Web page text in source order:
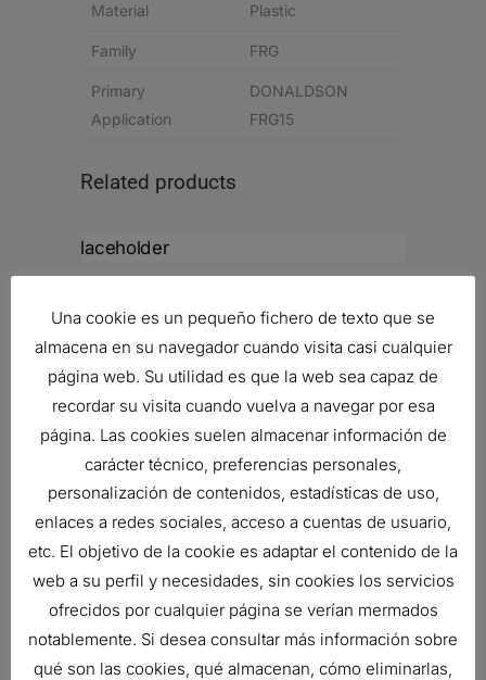
Material Plastic
Family FRG
Primary
Application
DONALDSON
FRG15
Related products
Ref:B130059
FILTRO DE AIRE, PRIMARIO
DURALITE
131,07€
Ref:B105020
FILTRO DE AIRE, FWG CYCLOPAC
479,17€
Ref:G100003
Una cookie es un pequeño fichero de texto que se
almacena en su navegador cuando visita casi cualquier
página web. Su utilidad es que la web sea capaz de
recordar su visita cuando vuelva a navegar por esa
página. Las cookies suelen almacenar información de
carácter técnico, preferencias personales,
personalización de contenidos, estadísticas de uso,
enlaces a redes sociales, acceso a cuentas de usuario,
etc. El objetivo de la cookie es adaptar el contenido de la
web a su perfil y necesidades, sin cookies los servicios
ofrecidos por cualquier página se verían mermados
notablemente. Si desea consultar más información sobre
qué son las cookies, qué almacenan, cómo eliminarlas,